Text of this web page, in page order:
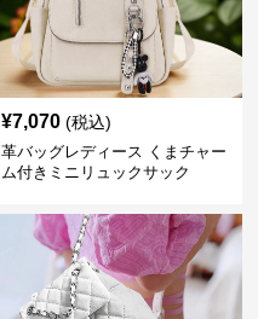
¥7,070 (税込)
革バッグレディース くまチャー
ム付きミニリュックサック